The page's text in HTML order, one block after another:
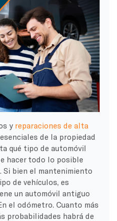
y reparaciones de alta
de la propiedad
qué tipo de automóvil
hacer todo lo posible
Si bien el mantenimiento
de vehículos, es
un automóvil antiguo
el odómetro. Cuanto más
probabilidades habrá de